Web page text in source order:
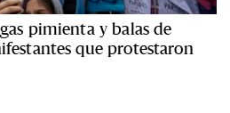
pimienta y balas de
que protestaron